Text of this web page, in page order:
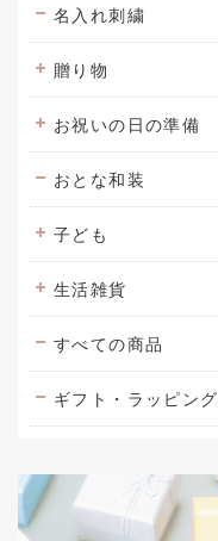
名入れ刺繍
贈り物
お祝いの日の準備
おとな和装
子ども
生活雑貨
すべての商品
ギフト・ラッピング